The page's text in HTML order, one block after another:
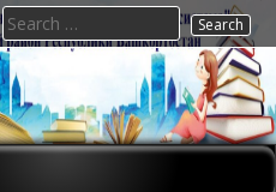
Search
for: